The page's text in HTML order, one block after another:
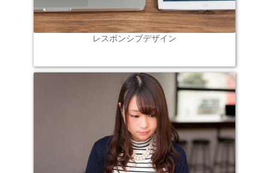
レスポンシブデザイン